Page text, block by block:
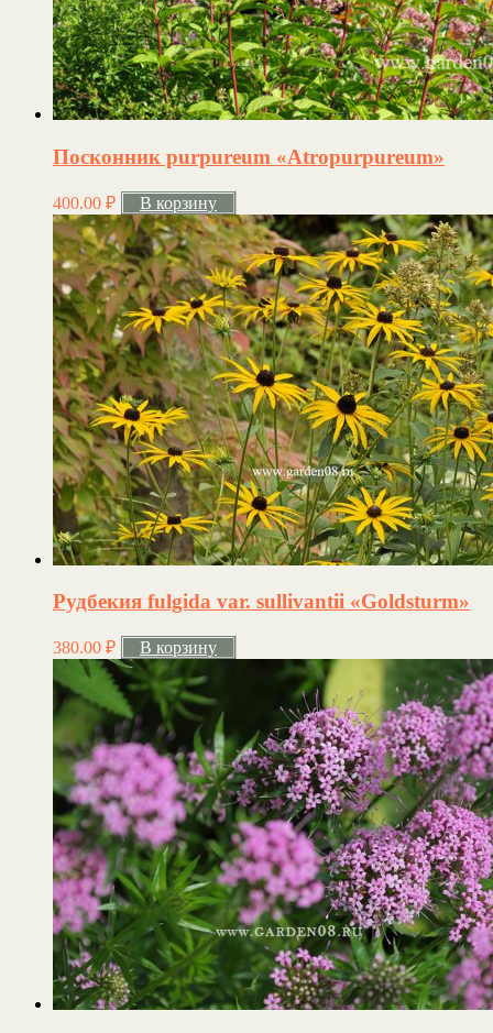
Посконник purpureum «Atropurpureum»
400.00 ₽ В корзину
Рудбекия fulgida var. sullivantii «Goldsturm»
380.00 ₽ В корзину